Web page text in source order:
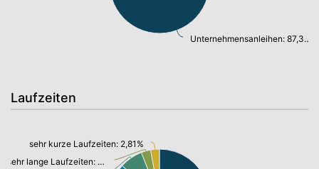
Unternehmensanleihen: 87,36%
Laufzeiten
sehr lange Laufzeiten: 3,03%
sehr kurze Laufzeiten: 2,81%